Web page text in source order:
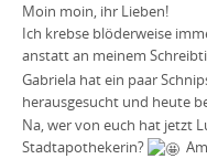
Moin moin, ihr Lieben!
Ich krebse blöderweise
anstatt an meinem
Gabriela hat ein paar
herausgesucht und heute
Na, wer von euch hat jetzt
Stadtapothekerin?